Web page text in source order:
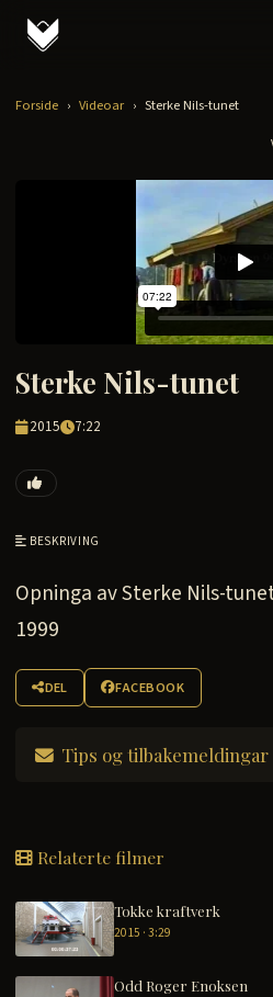
Forside › Videoar › Sterke Nils-tunet
Sterke Nils-tunet
2015 7:22
BESKRIVING
Opninga av Sterke Nils-
1999
DEL FACEBOOK
Tips og tilbakemeldingar
Relaterte filmer
Tokke kraftverk
2015 · 3:29
Odd Roger Enoksen